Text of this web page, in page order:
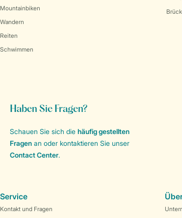
Mountainbiken
Wandern
Reiten
Schwimmen
Haben Sie Fragen?
Schauen Sie sich die häufig gestellten
Fragen an oder kontaktieren Sie unser
Contact Center.
Service
Kontakt und Fragen